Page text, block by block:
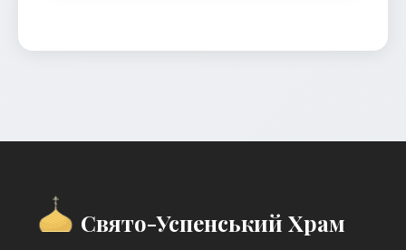
Свято-Успенський Храм